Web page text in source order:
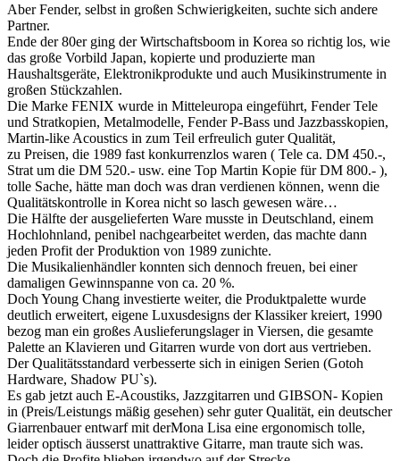
Aber Fender, selbst in großen Schwierigkeiten, suchte sich andere
Partner.
Ende der 80er ging der Wirtschaftsboom in Korea so richtig los, wie
das große Vorbild Japan, kopierte und produzierte man
Haushaltsgeräte, Elektronikprodukte und auch Musikinstrumente in
großen Stückzahlen.
Die Marke FENIX wurde in Mitteleuropa eingeführt, Fender Tele
und Stratkopien, Metalmodelle, Fender P-Bass und Jazzbasskopien,
Martin-like Acoustics in zum Teil erfreulich guter Qualität,
zu Preisen, die 1989 fast konkurrenzlos waren ( Tele ca. DM 450.-,
Strat um die DM 520.- usw. eine Top Martin Kopie für DM 800.- ),
tolle Sache, hätte man doch was dran verdienen können, wenn die
Qualitätskontrolle in Korea nicht so lasch gewesen wäre…
Die Hälfte der ausgelieferten Ware musste in Deutschland, einem
Hochlohnland, penibel nachgearbeitet werden, das machte dann
jeden Profit der Produktion von 1989 zunichte.
Die Musikalienhändler konnten sich dennoch freuen, bei einer
damaligen Gewinnspanne von ca. 20 %.
Doch Young Chang investierte weiter, die Produktpalette wurde
deutlich erweitert, eigene Luxusdesigns der Klassiker kreiert, 1990
bezog man ein großes Auslieferungslager in Viersen, die gesamte
Palette an Klavieren und Gitarren wurde von dort aus vertrieben.
Der Qualitätsstandard verbesserte sich in einigen Serien (Gotoh
Hardware, Shadow PU`s).
Es gab jetzt auch E-Acoustiks, Jazzgitarren und GIBSON- Kopien
in (Preis/Leistungs mäßig gesehen) sehr guter Qualität, ein deutscher
Giarrenbauer entwarf mit derMona Lisa eine ergonomisch tolle,
leider optisch äusserst unattraktive Gitarre, man traute sich was.